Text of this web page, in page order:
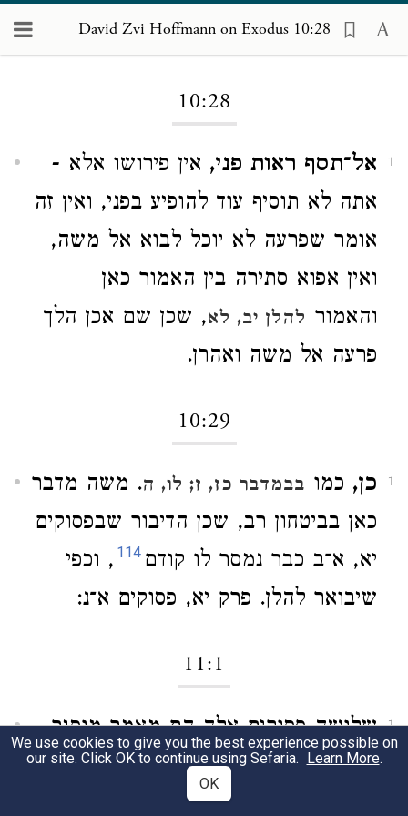
David Zvi Hoffmann on Exodus 10:28
10:28
1 אל־תסף ראות פני, אין פירושו אלא -
אתה לא תוסיף עוד להופיע בפני, ואין זה
אומר שפרעה לא יוכל לבוא אל משה,
ואין אפוא סתירה בין האמור כאן
והאמור להלן יב, לא, שכן שם אכן הלך
פרעה אל משה ואהרן.
10:29
1 כן, כמו בבמדבר כז, ז; לו, ה. משה מדבר
כאן בביטחון רב, שכן הדיבור שבפסוקים
יא, א־ב כבר נמסר לו קודם 114 , וכפי
שיבואר להלן. פרק יא, פסוקים א־נ:
11:1
1
שלושה פסוקים אלה הם מאמר מוסגר
המבאר את פסוקו האחרון (כט) של
הפרק הקודם, ויחד עם זאת מכין את
We use cookies to give you the best experience possible on
our site. Click OK to continue using Sefaria. Learn More.
OK